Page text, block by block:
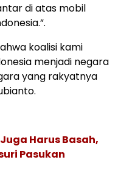
di atas mobil
koalisi kami
menjadi negara
yang rakyatnya
Harus Basah,
Pasukan